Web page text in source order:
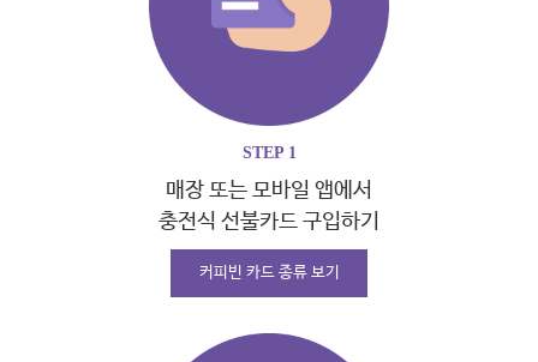
STEP 1
매장 또는 모바일 앱에서
충전식 선불카드 구입하기
커피빈 카드 종류 보기